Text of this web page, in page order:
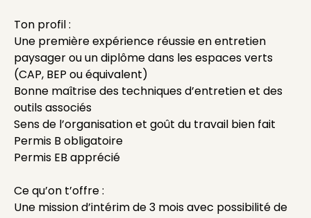
Ton profil :
Une première expérience réussie en entretien
paysager ou un diplôme dans les espaces verts
(CAP, BEP ou équivalent)
Bonne maîtrise des techniques d’entretien et des
outils associés
Sens de l’organisation et goût du travail bien fait
Permis B obligatoire
Permis EB apprécié
Ce qu’on t’offre :
Une mission d’intérim de 3 mois avec possibilité de